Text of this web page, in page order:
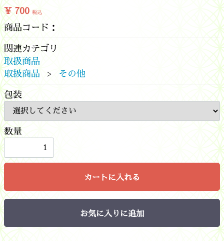
¥ 700 税込
商品コード：
関連カテゴリ
取扱商品
取扱商品
その他
包装
数量
カートに入れる
お気に入りに追加